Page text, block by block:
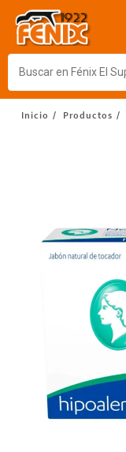
Inicio Productos